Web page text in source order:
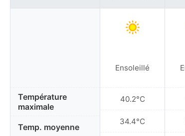
Température
maximale
Temp. moyenne
Ensoleillé
40.2°C
34.4°C